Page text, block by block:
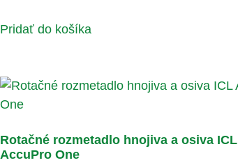
Pridať do košíka
Rotačné rozmetadlo hnojiva a osiva ICL
AccuPro One